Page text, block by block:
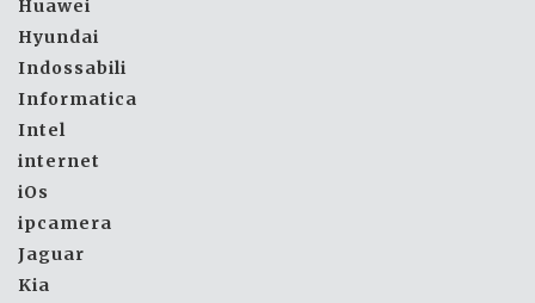
Huawei
Hyundai
Indossabili
Informatica
Intel
internet
iOs
ipcamera
Jaguar
Kia